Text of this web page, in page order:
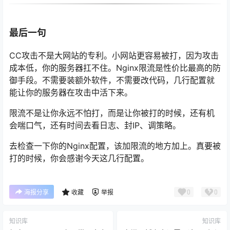
最后一句
CC攻击不是大网站的专利。小网站更容易被打，因为攻击
成本低，你的服务器扛不住。Nginx限流是性价比最高的防
御手段。不需要装额外软件，不需要改代码，几行配置就
能让你的服务器在攻击中活下来。
限流不是让你永远不怕打，而是让你被打的时候，还有机
会喘口气，还有时间去看日志、封IP、调策略。
去检查一下你的Nginx配置，该加限流的地方加上。真要被
打的时候，你会感谢今天这几行配置。
海报分享 收藏 举报 0 0
知识库 知识库